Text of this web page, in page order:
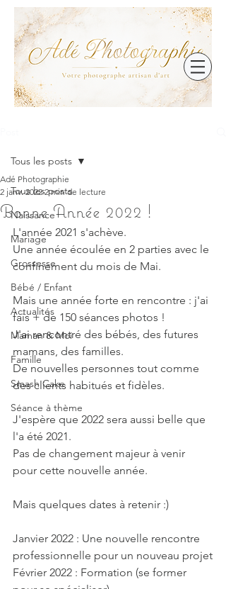
Tous les posts
Naissance
Mariage
Grossesse
Bébé / Enfant
Actualités
Maman & Moi
Famille
Smash Cake
Séance à thème
Tous les posts
Bonne Année 2022 !
Adé Photographie
2 janv. 2022 2 min de lecture
L'année 2021 s'achève.
Une année écoulée en 2 parties avec le
confinement du mois de Mai.
Mais une année forte en rencontre : j'ai
fais + de 150 séances photos !
J'ai rencontré des bébés, des futures
mamans, des familles.
De nouvelles personnes tout comme
des clients habitués et fidèles.
J'espère que 2022 sera aussi belle que
l'a été 2021.
Pas de changement majeur à venir
pour cette nouvelle année.
Mais quelques dates à retenir :)
Janvier 2022 : Une nouvelle rencontre
professionnelle pour un nouveau projet
Février 2022 : Formation (se former